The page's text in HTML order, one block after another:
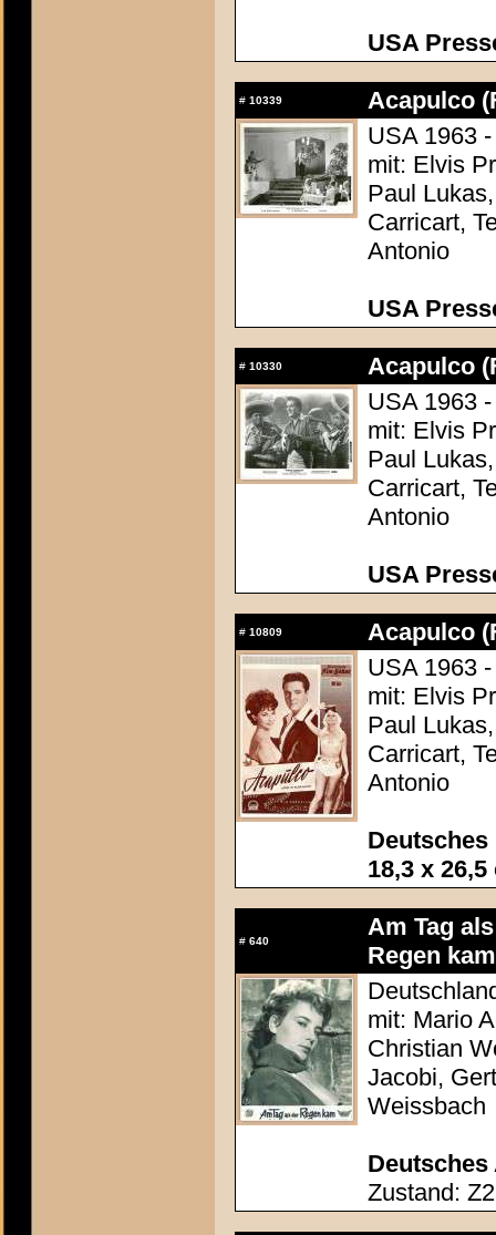
USA
# 10339
Acapulco
USA 1963
mit: Elvis
Paul
Carricart,
Antonio
USA
# 10330
Acapulco
USA 1963
mit: Elvis
Paul
Carricart,
Antonio
USA
# 10809
Acapulco
USA 1963
mit: Elvis
Paul
Carricart,
Antonio
18,3 x 26,5
# 640
Am Tag
Regen
mit: Mario
Christian
Jacobi,
Weissbach
Deutsches
Zustand: Z2